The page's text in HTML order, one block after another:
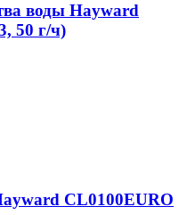
воды Hayward
50 г/ч)
CL0100EURO